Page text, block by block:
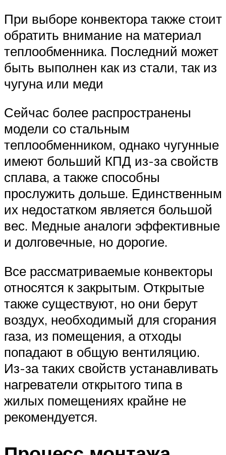
При выборе конвектора также стоит
обратить внимание на материал
теплообменника. Последний может
быть выполнен как из стали, так из
чугуна или меди
Сейчас более распространены
модели со стальным
теплообменником, однако чугунные
имеют больший КПД из-за свойств
сплава, а также способны
прослужить дольше. Единственным
их недостатком является большой
вес. Медные аналоги эффективные
и долговечные, но дорогие.
Все рассматриваемые конвекторы
относятся к закрытым. Открытые
также существуют, но они берут
воздух, необходимый для сгорания
газа, из помещения, а отходы
попадают в общую вентиляцию.
Из-за таких свойств устанавливать
нагреватели открытого типа в
жилых помещениях крайне не
рекомендуется.